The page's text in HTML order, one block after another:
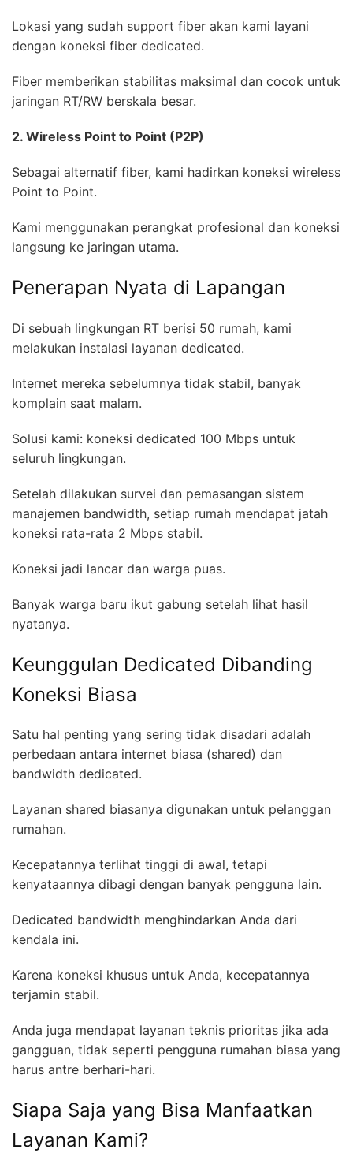
Lokasi yang sudah support fiber akan kami layani
dengan koneksi fiber dedicated.
Fiber memberikan stabilitas maksimal dan cocok untuk
jaringan RT/RW berskala besar.
2. Wireless Point to Point (P2P)
Sebagai alternatif fiber, kami hadirkan koneksi wireless
Point to Point.
Kami menggunakan perangkat profesional dan koneksi
langsung ke jaringan utama.
Penerapan Nyata di Lapangan
Di sebuah lingkungan RT berisi 50 rumah, kami
melakukan instalasi layanan dedicated.
Internet mereka sebelumnya tidak stabil, banyak
komplain saat malam.
Solusi kami: koneksi dedicated 100 Mbps untuk
seluruh lingkungan.
Setelah dilakukan survei dan pemasangan sistem
manajemen bandwidth, setiap rumah mendapat jatah
koneksi rata-rata 2 Mbps stabil.
Koneksi jadi lancar dan warga puas.
Banyak warga baru ikut gabung setelah lihat hasil
nyatanya.
Keunggulan Dedicated Dibanding
Koneksi Biasa
Satu hal penting yang sering tidak disadari adalah
perbedaan antara internet biasa (shared) dan
bandwidth dedicated.
Layanan shared biasanya digunakan untuk pelanggan
rumahan.
Kecepatannya terlihat tinggi di awal, tetapi
kenyataannya dibagi dengan banyak pengguna lain.
Dedicated bandwidth menghindarkan Anda dari
kendala ini.
Karena koneksi khusus untuk Anda, kecepatannya
terjamin stabil.
Anda juga mendapat layanan teknis prioritas jika ada
gangguan, tidak seperti pengguna rumahan biasa yang
harus antre berhari-hari.
Siapa Saja yang Bisa Manfaatkan
Layanan Kami?